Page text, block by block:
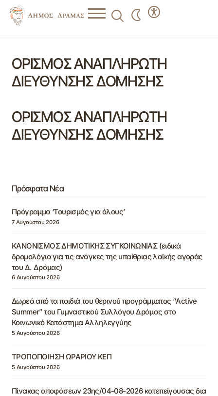
ΟΡΙΣΜΟΣ ΑΝΑΠΛΗΡΩΤΗ
ΔΙΕΥΘΥΝΣΗΣ ΔΟΜΗΣΗΣ
ΟΡΙΣΜΟΣ ΑΝΑΠΛΗΡΩΤΗ
ΔΙΕΥΘΥΝΣΗΣ ΔΟΜΗΣΗΣ
Πρόσφατα Νέα
Πρόγραμμα ‘Τουρισμός για όλους’
7 Αυγούστου 2026
ΚΑΝΟΝΙΣΜΟΣ ΔΗΜΟΤΙΚΗΣ ΣΥΓΚΟΙΝΩΝΙΑΣ (ειδικά
δρομολόγια για τις ανάγκες της υπαίθριας λαϊκής αγοράς
του Δ. Δράμας)
6 Αυγούστου 2026
Δωρεά από τα παιδιά του θερινού προγράμματος “Active
Summer” του Γυμναστικού Συλλόγου Δράμας στο
Κοινωνικό Κατάστημα Αλληλεγγύης
5 Αυγούστου 2026
ΤΡΟΠΟΠΟΙΗΣΗ ΩΡΑΡΙΟΥ ΚΕΠ
5 Αυγούστου 2026
Πίνακας αποφάσεων 23ης/04-08-2026 κατεπείγουσας δια